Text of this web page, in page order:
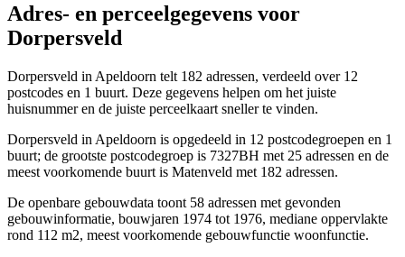
Adres- en perceelgegevens voor
Dorpersveld
Dorpersveld in Apeldoorn telt 182 adressen, verdeeld over 12
postcodes en 1 buurt. Deze gegevens helpen om het juiste
huisnummer en de juiste perceelkaart sneller te vinden.
Dorpersveld in Apeldoorn is opgedeeld in 12 postcodegroepen en 1
buurt; de grootste postcodegroep is 7327BH met 25 adressen en de
meest voorkomende buurt is Matenveld met 182 adressen.
De openbare gebouwdata toont 58 adressen met gevonden
gebouwinformatie, bouwjaren 1974 tot 1976, mediane oppervlakte
rond 112 m2, meest voorkomende gebouwfunctie woonfunctie.